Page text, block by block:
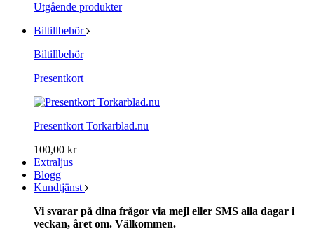
Utgående produkter
Biltillbehör
Biltillbehör
Presentkort
Presentkort Torkarblad.nu
100,00 kr
Extraljus
Blogg
Kundtjänst
Vi svarar på dina frågor via mejl eller SMS alla dagar i
veckan, året om. Välkommen.